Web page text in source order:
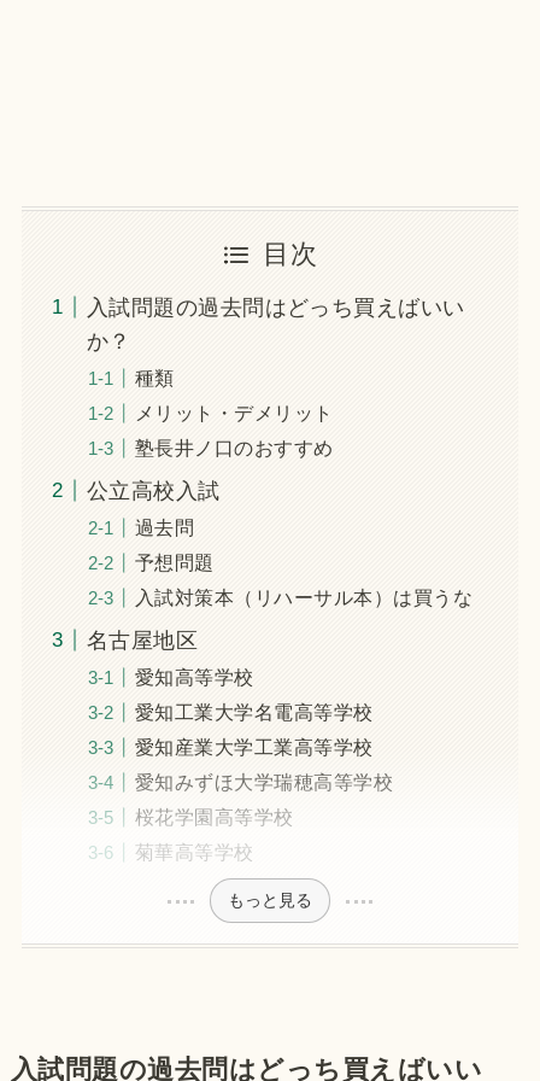
目次
入試問題の過去問はどっち買えばいい
か？
種類
メリット・デメリット
塾長井ノ口のおすすめ
公立高校入試
過去問
予想問題
入試対策本（リハーサル本）は買うな
名古屋地区
愛知高等学校
愛知工業大学名電高等学校
愛知産業大学工業高等学校
愛知みずほ大学瑞穂高等学校
桜花学園高等学校
菊華高等学校
もっと見る
入試問題の過去問はどっち買えばいい